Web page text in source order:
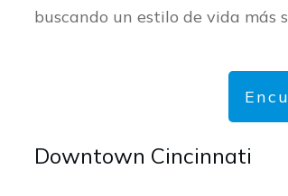
buscando un estilo de vida más
Downtown Cincinnati